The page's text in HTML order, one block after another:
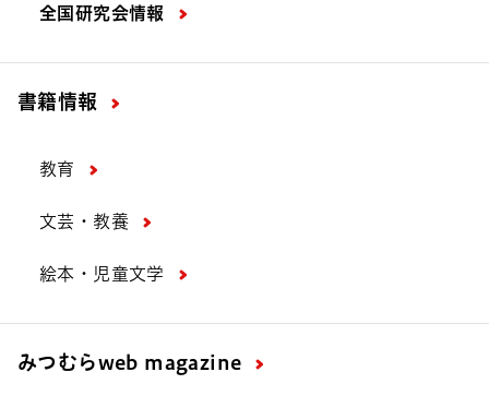
全国研究会情報
書籍情報
教育
文芸・教養
絵本・児童文学
みつむらweb magazine